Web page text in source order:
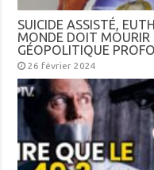
SUICIDE ASSISTÉ,
MONDE DOIT MOURIR
GÉOPOLITIQUE
26 février 2024